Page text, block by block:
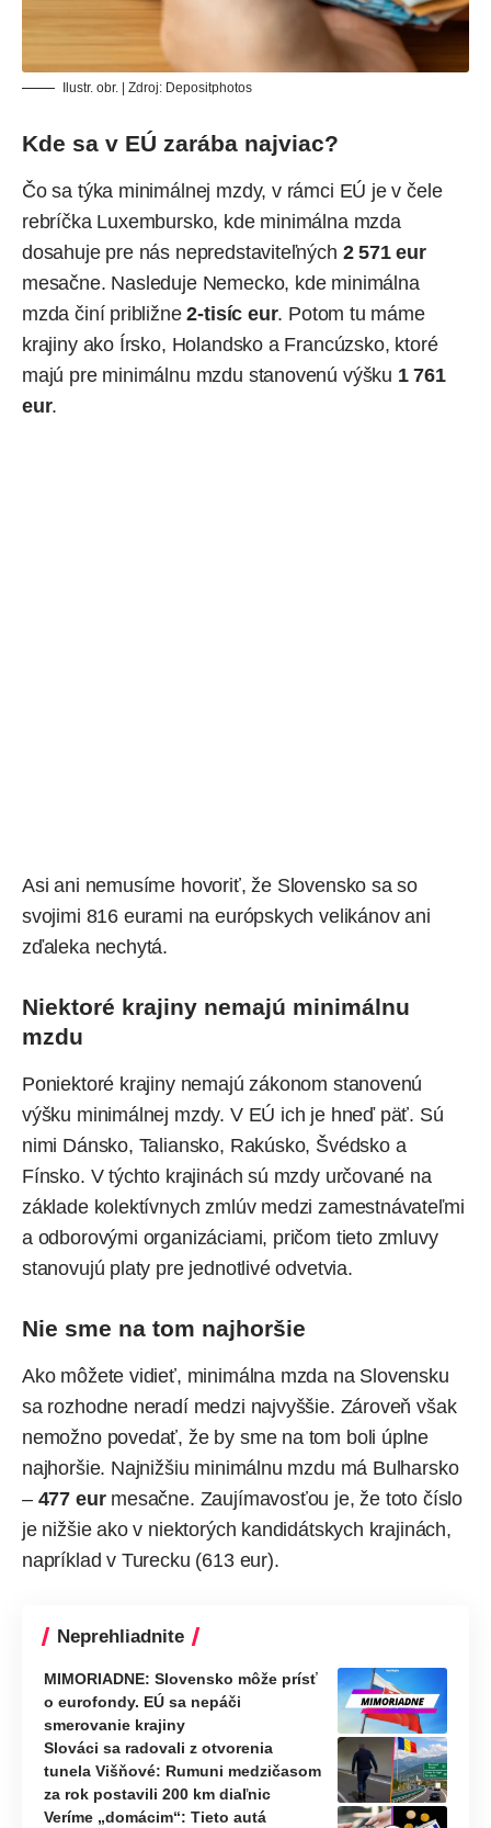
Ilustr. obr. | Zdroj: Depositphotos
Kde sa v EÚ zarába najviac?
Čo sa týka minimálnej mzdy, v rámci EÚ je v čele
rebríčka Luxembursko, kde minimálna mzda
dosahuje pre nás nepredstaviteľných 2 571 eur
mesačne. Nasleduje Nemecko, kde minimálna
mzda činí približne2-tisíc eur. Potom tu máme
krajiny ako Írsko, Holandsko a Francúzsko, ktoré
majú pre minimálnu mzdu stanovenú výšku 1 761
eur.
Asi ani nemusíme hovoriť, že Slovensko sa so
svojimi 816 eurami na európskych velikánov ani
zďaleka nechytá.
Niektoré krajiny nemajú minimálnu
mzdu
Poniektoré krajiny nemajú zákonom stanovenú
výšku minimálnej mzdy. V EÚ ich je hneď päť. Sú
nimi Dánsko, Taliansko, Rakúsko, Švédsko a
Fínsko. V týchto krajinách sú mzdy určované na
základe kolektívnych zmlúv medzi zamestnávateľmi
a odborovými organizáciami, pričom tieto zmluvy
stanovujú platy pre jednotlivé odvetvia.
Nie sme na tom najhoršie
Ako môžete vidieť, minimálna mzda na Slovensku
sa rozhodne neradí medzi najvyššie. Zároveň však
nemožno povedať, že by sme na tom boli úplne
najhoršie. Najnižšiu minimálnu mzdu má Bulharsko
– 477 eur mesačne. Zaujímavosťou je, že toto číslo
je nižšie ako v niektorých kandidátskych krajinách,
napríklad v Turecku (613 eur).
Neprehliadnite
MIMORIADNE: Slovensko môže prísť
o eurofondy. EÚ sa nepáči
smerovanie krajiny
Slováci sa radovali z otvorenia
tunela Višňové: Rumuni medzičasom
za rok postavili 200 km diaľnic
Veríme „domácim“: Tieto autá